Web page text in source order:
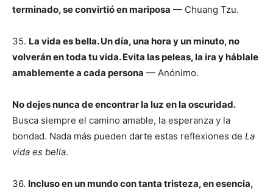
terminado, se convirtió en mariposa — Chuang Tzu.
35. La vida es bella. Un día, una hora y un minuto, no
volverán en toda tu vida. Evita las peleas, la ira y háblale
amablemente a cada persona — Anónimo.
No dejes nunca de encontrar la luz en la oscuridad.
Busca siempre el camino amable, la esperanza y la
bondad. Nada más pueden darte estas reflexiones de La
vida es bella.
36. Incluso en un mundo con tanta tristeza, en esencia,